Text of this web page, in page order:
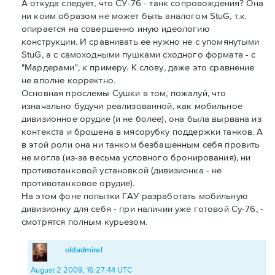
А откуда следует, что СУ-76 - танк сопровождения? Она
ни коим образом не может быть аналогом StuG, т.к.
опирается на совершенно иную идеологию
конструкции. И сравнивать ее нужно не с упомянутыми
StuG, а с самоходными пушками сходного формата - с
"Мардерами", к примеру. К слову, даже это сравнение
не вполне корректно.
Основная прослемы Сушки в том, пожалуй, что
изначально будучи реализованной, как мобильное
дивизионное орудие (и не более), она была вырвана из
контекста и брошена в мясорубку поддержки танков. А
в этой роли она ни танком безбашенным себя провить
не могла (из-за весьма условного бронирования), ни
противотанковой установкой (дивизионка - не
противотанковое орудие).
На этом фоне попытки ГАУ разработать мобильную
дивизионку для себя - при наличии уже готовой Су-76, -
смотрятся полным курьезом.
oldadmiral
August 2 2009, 16:27:44 UTC